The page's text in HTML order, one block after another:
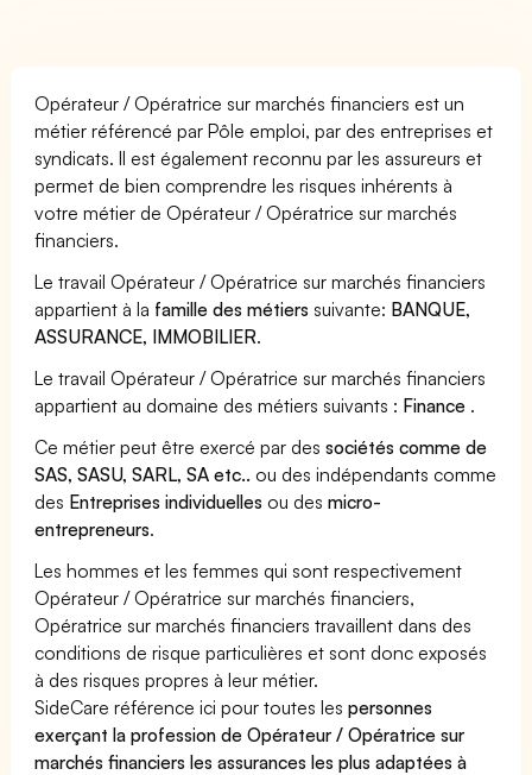
Opérateur / Opératrice sur marchés financiers est un
métier référencé par Pôle emploi, par des entreprises et
syndicats. Il est également reconnu par les assureurs et
permet de bien comprendre les risques inhérents à
votre métier de Opérateur / Opératrice sur marchés
financiers.
Le travail Opérateur / Opératrice sur marchés financiers
appartient à la famille des métiers suivante: BANQUE,
ASSURANCE, IMMOBILIER.
Le travail Opérateur / Opératrice sur marchés financiers
appartient au domaine des métiers suivants : Finance .
Ce métier peut être exercé par dessociétés comme de
SAS, SASU, SARL, SA etc.. ou des indépendants comme
des Entreprises individuelles ou desmicro-
entrepreneurs.
Les hommes et les femmes qui sont respectivement
Opérateur / Opératrice sur marchés financiers,
Opératrice sur marchés financiers travaillent dans des
conditions de risque particulières et sont donc exposés
à des risques propres à leur métier.
SideCare référence ici pour toutes lespersonnes
exerçant la profession de Opérateur / Opératrice sur
marchés financiers les assurances les plus adaptées à